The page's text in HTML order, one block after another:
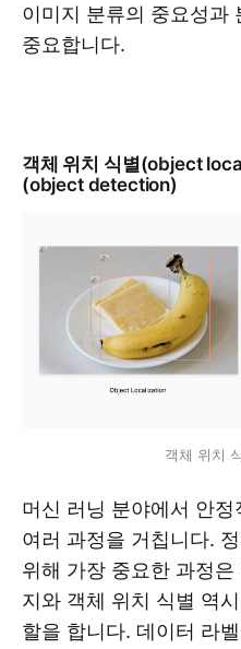
이미지 분류의 중요성과
중요합니다.
객체 위치 식별(object
(object detection)
객체 위치
머신 러닝 분야에서 안
여러 과정을 거칩니다.
위해 가장 중요한 과정
지와 객체 위치 식별 역
할을 합니다. 데이터 라